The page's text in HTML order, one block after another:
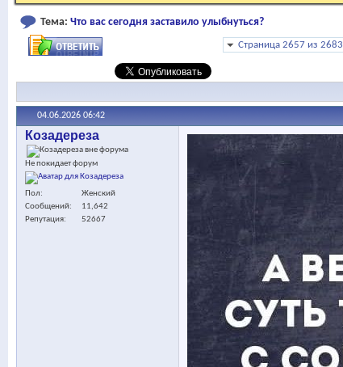
Тема: Что вас сегодня заставило улыбнуться?
Страница 2657 из 2683
04.06.2026 06:42
Козадереза
Не покидает форум
Пол
Женский
Сообщений
11,642
Репутация
52667